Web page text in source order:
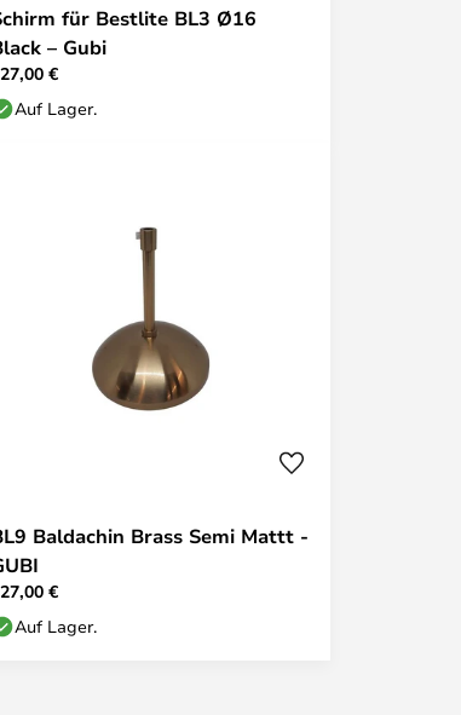
für Bestlite BL3 Ø16
– Gubi
€
Auf Lager.
Baldachin Brass Semi Mattt -
€
Auf Lager.